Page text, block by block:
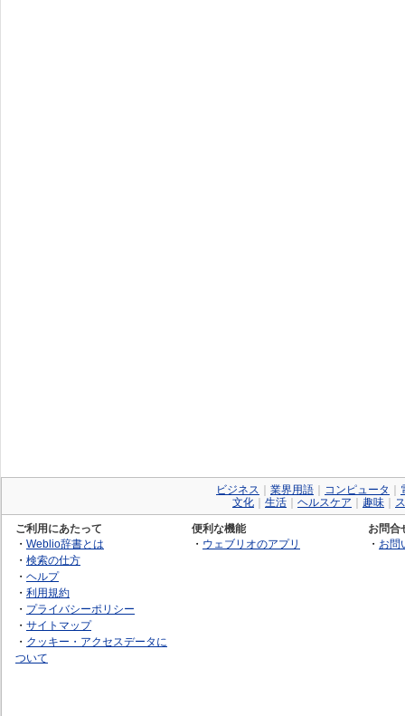
ビジネス 業界用語 コンピュータ
文化
生活 ヘルスケア 趣味
ご利用にあたって
・ Weblio辞書とは
・ 検索の仕方
・ ヘルプ
・ 利用規約
・ プライバシーポリシー
・ サイトマップ
・ クッキー・アクセスデータに
ついて
便利な機能
・ ウェブリオのアプリ
お問合
・ お問